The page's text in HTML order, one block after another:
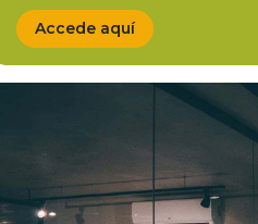
Accede aquí